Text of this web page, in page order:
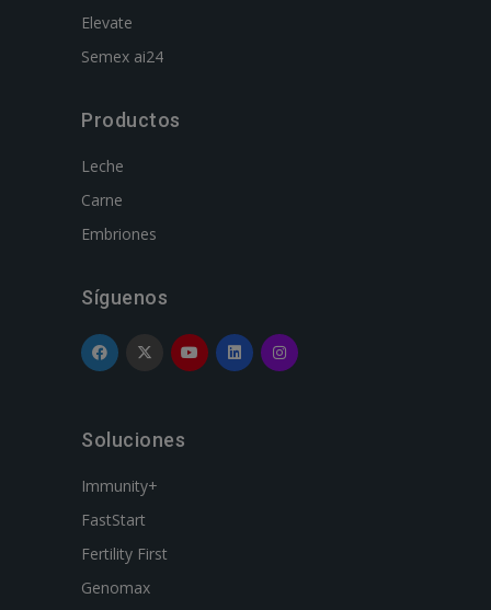
Elevate
Semex ai24
Productos
Leche
Carne
Embriones
Síguenos
Soluciones
Immunity+
FastStart
Fertility First
Genomax